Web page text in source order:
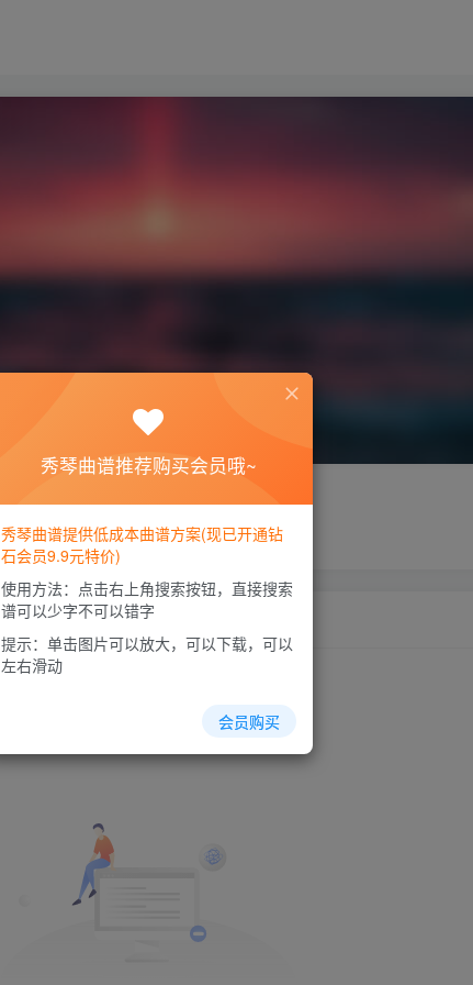
秀琴曲谱推荐购买会员哦~
秀琴曲谱提供低成本曲谱方案(现已开通钻
石会员9.9元特价)
使用方法：点击右上角搜索按钮，直接搜索
谱可以少字不可以错字
提示：单击图片可以放大，可以下载，可以
左右滑动
会员购买